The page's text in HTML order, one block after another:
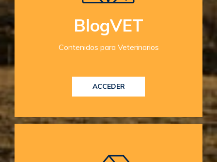
BlogVET
Contenidos para Veterinarios
ACCEDER